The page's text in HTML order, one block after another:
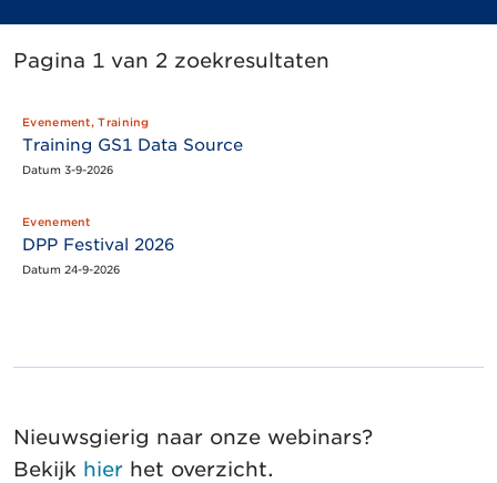
Pagina 1 van 2 zoekresultaten
Evenement, Training
Training GS1 Data Source
Datum 3-9-2026
Evenement
DPP Festival 2026
Datum 24-9-2026
Nieuwsgierig naar onze webinars?
Bekijk hier het overzicht.